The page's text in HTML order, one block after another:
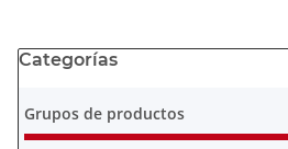
Categorías
Grupos de productos